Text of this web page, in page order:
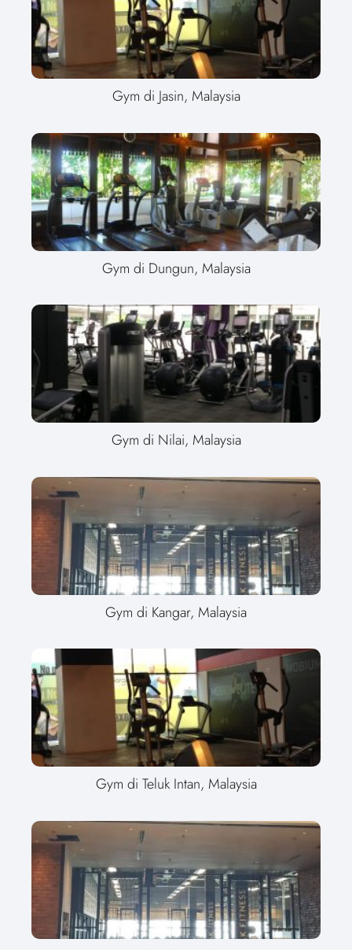
Gym di Jasin, Malaysia
Gym di Dungun, Malaysia
Gym di Nilai, Malaysia
Gym di Kangar, Malaysia
Gym di Teluk Intan, Malaysia